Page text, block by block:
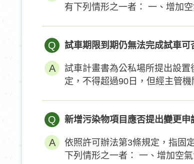
有下列情形之一者： 一、增加
Q 試車期限到期仍無法完成試車可
試車計畫書為公私場所提出設
定，不得超過90日，但經主管
Q 新增污染物項目應否提出變更申
依照許可辦法第3條規定，指固
下列情形之一者： 一、增加空